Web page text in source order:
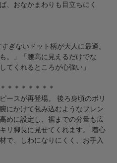
、おなかまわりも目立ちにく
ぎないドット柄が大人に最適。
。」「腰高に見えるだけでな
てくれるところが心強い」
＊＊＊＊＊＊＊
ースが再登場。 後ろ身頃のボリ
にかけて包み込むようなフレン
めに設定し、裾までの分量も広
リ脚長に見せてくれます。 着心
で、しわになりにくく、お手入